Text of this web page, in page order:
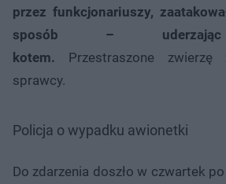
przez funkcjonariuszy,
sposób – uderzając
kotem. Przestraszone zwierzę
sprawcy.
Policja o wypadku awionetki
Do zdarzenia doszło w czwartek